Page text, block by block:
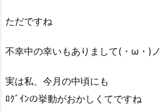
ただですね
不幸中の幸いもありまして(・ω・)ノ
実は私、今月の中頃にも
ﾛｸﾞｲﾝの挙動がおかしくてですね